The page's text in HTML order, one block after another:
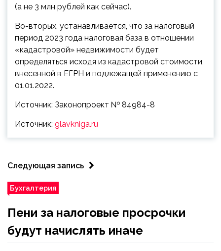
(а не 3 млн рублей как сейчас).
Во-вторых, устанавливается, что за налоговый
период 2023 года налоговая база в отношении
«кадастровой» недвижимости будет
определяться исходя из кадастровой стоимости,
внесенной в ЕГРН и подлежащей применению с
01.01.2022.
Источник: Законопроект № 84984-8
Источник: glavkniga.ru
Следующая запись
Бухгалтерия
Пени за налоговые просрочки
будут начислять иначе